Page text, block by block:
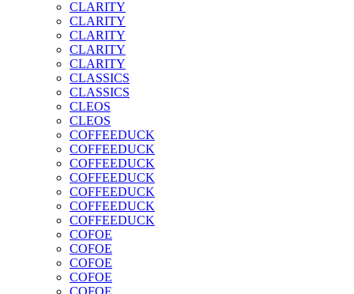
CLARITY
CLARITY
CLARITY
CLARITY
CLARITY
CLASSICS
CLASSICS
CLEOS
CLEOS
COFFEEDUCK
COFFEEDUCK
COFFEEDUCK
COFFEEDUCK
COFFEEDUCK
COFFEEDUCK
COFFEEDUCK
COFOE
COFOE
COFOE
COFOE
COFOE